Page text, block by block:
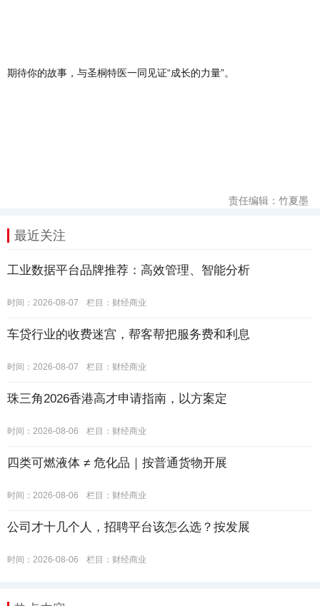
期待你的故事，与圣桐特医一同见证“成长的力量”。
责任编辑：竹夏墨
最近关注
工业数据平台品牌推荐：高效管理、智能分析
时间：2026-08-07 栏目： 财经商业
车贷行业的收费迷宫，帮客帮把服务费和利息
时间：2026-08-07 栏目： 财经商业
珠三角2026香港高才申请指南，以方案定
时间：2026-08-06 栏目： 财经商业
四类可燃液体 ≠ 危化品｜按普通货物开展
时间：2026-08-06 栏目： 财经商业
公司才十几个人，招聘平台该怎么选？按发展
时间：2026-08-06 栏目： 财经商业